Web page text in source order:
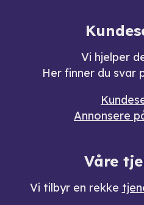
Vi hjelper
Her finner du svar
Annonsere
Våre
Vi tilbyr en rekke